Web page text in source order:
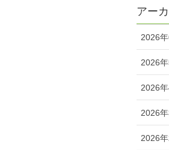
アー
2026年
2026年
2026年
2026年
2026年